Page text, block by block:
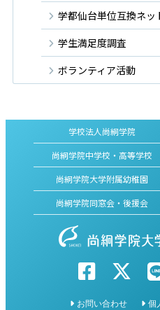
学都仙台単位互換ネッ
学生満足度調査
ボランティア活動
学校法人尚絅学院
尚絅学院中学校・高等学校
尚絅学院大学附属幼稚園
尚絅学院同窓会・後援会
お問い合わせ 個